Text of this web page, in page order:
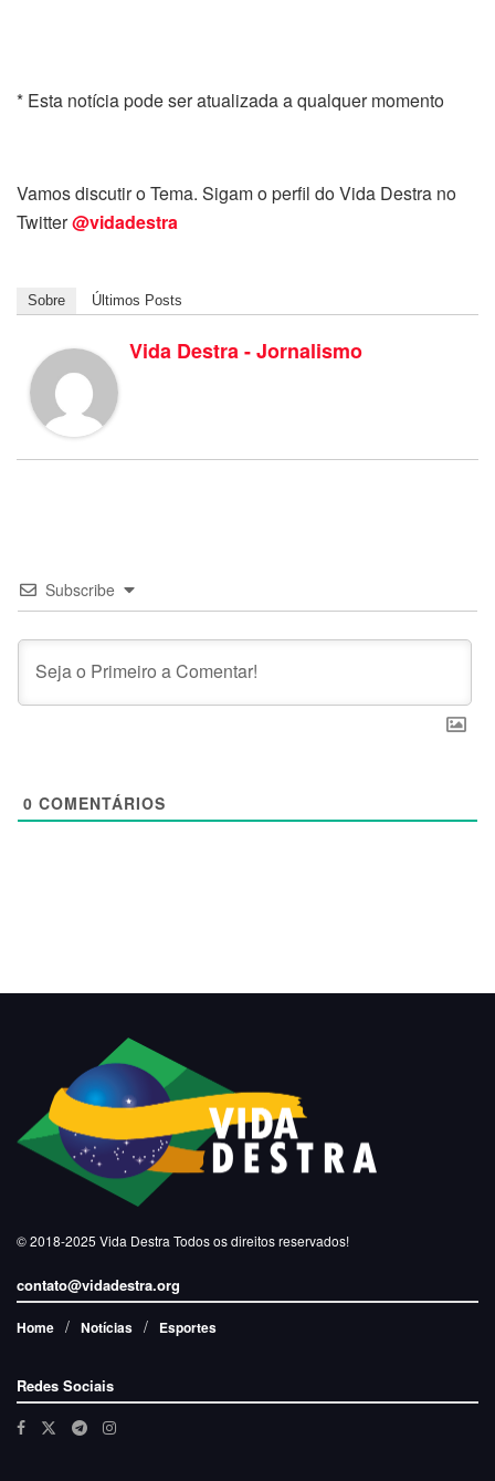
* Esta notícia pode ser atualizada a qualquer momento
Vamos discutir o Tema. Sigam o perfil do Vida Destra no
Twitter@vidadestra
Sobre Últimos Posts
Vida Destra - Jornalismo
Subscribe
0 COMENTÁRIOS
© 2018-2025 Vida Destra Todos os direitos reservados!
contato@vidadestra.org
Home Notícias Esportes
Redes Sociais